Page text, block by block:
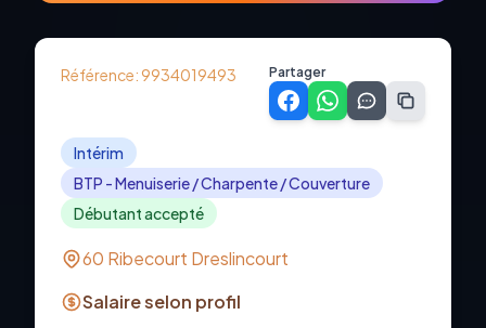
Référence: 9934019493 Partager
Intérim
BTP - Menuiserie / Charpente / Couverture
Débutant accepté
60 Ribecourt Dreslincourt
Salaire selon profil